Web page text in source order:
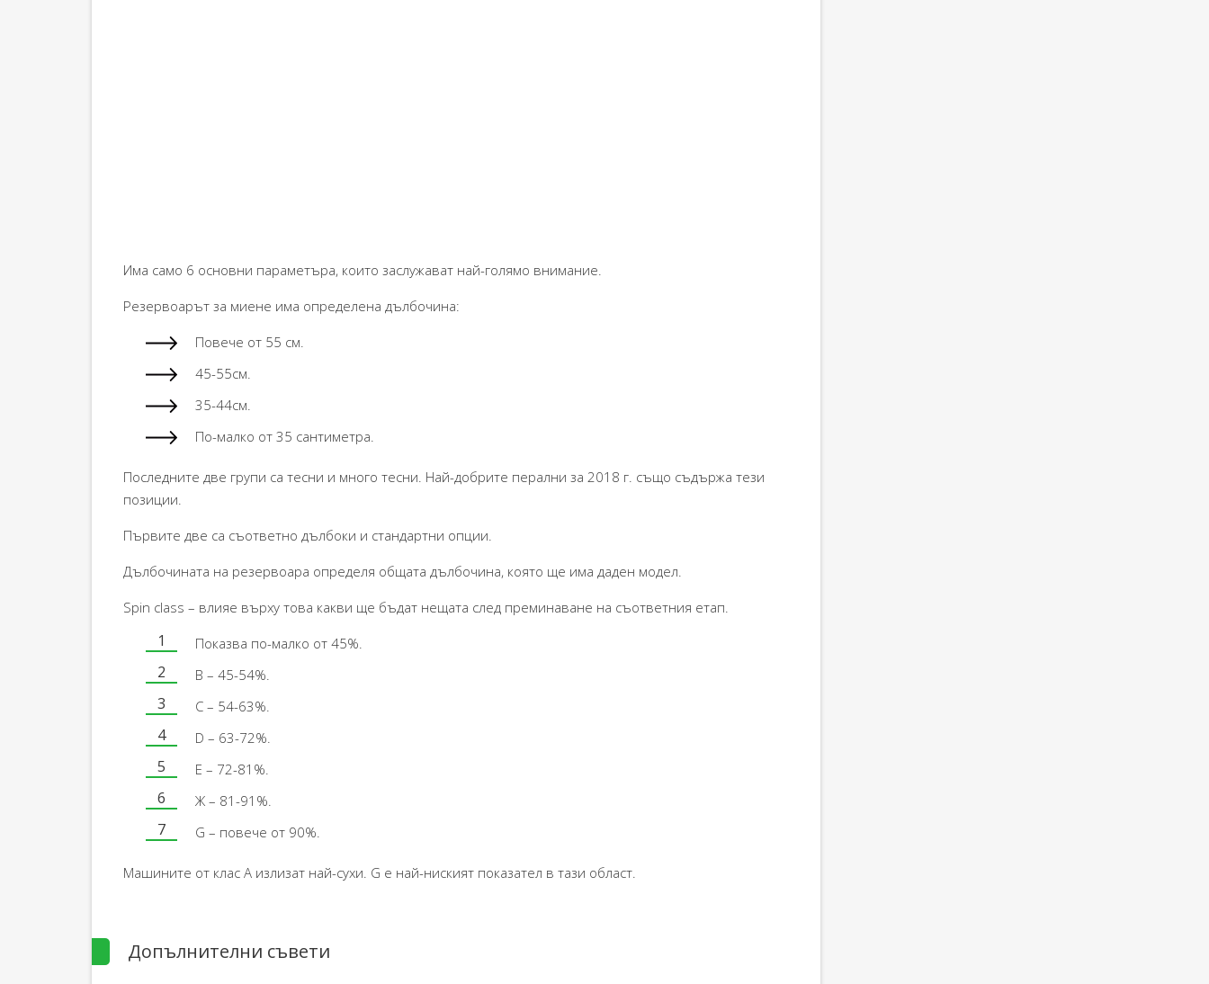
Има само 6 основни параметъра, които заслужават най-голямо внимание.
Резервоарът за миене има определена дълбочина:
Повече от 55 см.
45-55см.
35-44см.
По-малко от 35 сантиметра.
Последните две групи са тесни и много тесни. Най-добрите перални за 2018 г. също съдържа тези
позиции.
Първите две са съответно дълбоки и стандартни опции.
Дълбочината на резервоара определя общата дълбочина, която ще има даден модел.
Spin class – влияе върху това какви ще бъдат нещата след преминаване на съответния етап.
Показва по-малко от 45%.
B – 45-54%.
C – 54-63%.
D – 63-72%.
Е – 72-81%.
Ж – 81-91%.
G – повече от 90%.
Машините от клас А излизат най-сухи. G е най-ниският показател в тази област.
Допълнителни съвети